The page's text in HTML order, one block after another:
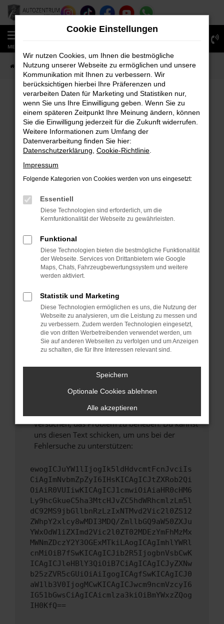
Zum
Hauptinhalt
springen
MENÜ
Startseite Fahrzeugverkauf Fahrzeug-Showroom
FEHLER: NETWORK ERROR
Beim Laden ist ein Fehler aufgetreten.
Hier sind ein paar Tipps, die dir helfen können:
Überprüfe deine Firewall und deine
Internetverbindung.
Laden andere Webseiten, zum Beispiel deine
Prüfe deine Browsererweiterungen.
Manche Erweiterungen, wie Werbeblocker,
verhindern. Funktioniert die Seite in einem
anderen Browser oder in einem privaten
Fenster?
Starte dein Gerät neu.
Probleme zu beheben.
Stelle sicher, dass dein Browser und dein
Betriebssystem auf dem neuesten Stand
sind.
Veraltete Software birgt nicht nur ein
Sicherheitsrisiko, sondern kann auch dazu
führen, dass bestimmte Funktionen nicht mehr
unterstützt werden.
Wende dich an den Webseitenbetreiber.
hast, kontaktiere uns bitte. Wir werden
versuchen, das Problem zu beheben. Du kannst
uns diesen Text schicken, um uns bei der
Fehlersuche zu unterstützen:
ewogICJuYW1lIjogIk5ldHdvcmtFcnJvciIs
CiAgImNvbmZpZyI6IHsKICAgICJtZXRob2Qi
OiAiR0VUIiwKICAgICJ1cmwiOiAiaHR0cHM6
Ly9hcGkueC5ha3MtcHJvZC5hdWRhcmlzLm5l
dC92MS9jbGllbnRzLzIxNTMvd2Vic2l0ZS12
ZWhpY2xlcy8wMDI3MDQ/ZmllbGQ9aW50ZXJu
YWxOdW1iZXImd2Vic2l0ZT02MDEzYmFhMzMx
MWNmZDczY2Y3OGExMTkiLAogICAgImhlYWRl
cnMiOiB7fSwKICAgICJib2R5IjogbnVsbCwK
ICAgICJleHBlY3QiOiB7CiAgICAgICJyZXNw
b25zZVR5cGUiOiAiIgogICAgfSwKICAgICJ0
aW1lb3V0IjogMCwKICAgICJwcm9ncmVzcyI6
IG51bGwsCiAgICAicmlza3kiOiBmYWxzZQog
IH0KfQ==
Cookie Einstellungen
Wir nutzen Cookies, um Ihnen die bestmögliche
Nutzung unserer Webseite zu ermöglichen und unsere
Kommunikation mit Ihnen zu verbessern. Wir
berücksichtigen hierbei Ihre Präferenzen und
verarbeiten Daten für Marketing und Statistiken nur,
wenn Sie uns Ihre Einwilligung geben. Wenn Sie zu
einem späteren Zeitpunkt Ihre Meinung ändern, können
Sie die Einwilligung jederzeit für die Zukunft widerrufen.
Weitere Informationen zum Umfang der
Datenverarbeitung finden Sie hier:
Datenschutzerklärung Cookie-Richtlinie
Impressum
Folgende Kategorien von Cookies werden von uns eingesetzt:
Essentiell
Diese Technologien sind erforderlich, um die
Kernfunktionalität der Webseite zu gewährleisten.
Funktional
Diese Technologien bieten die bestmögliche Funktionalität
der Webseite. Services von Drittanbietern wie Google
Maps, Chats, Fahrzeugbewertungssystem und weitere
werden aktiviert.
Statistik und Marketing
Diese Technologien ermöglichen es uns, die Nutzung der
Webseite zu analysieren, um die Leistung zu messen und
zu verbessern. Zudem werden Technologien eingesetzt,
die von dritten Werbetreibenden verwendet werden, um
Sie auf anderen Webseiten zu verfolgen und um Anzeigen
zu schalten, die für Ihre Interessen relevant sind.
Speichern
Optionale Cookies ablehnen
Alle akzeptieren